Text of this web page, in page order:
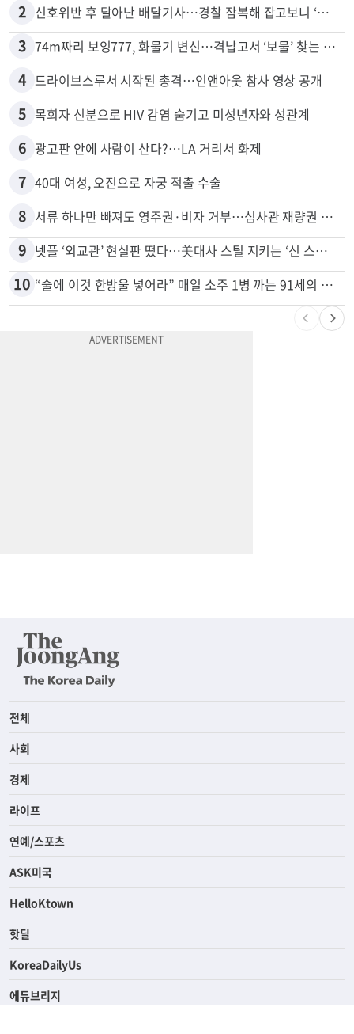
2 신호위반 후 달아난 배달기사…경찰 잠복해 잡고보니 ‘반전’
3 74m짜리 보잉777, 화물기 변신…격납고서 ‘보물’ 찾는 인천공항
4 드라이브스루서 시작된 총격…인앤아웃 참사 영상 공개
5 목회자 신분으로 HIV 감염 숨기고 미성년자와 성관계
6 광고판 안에 사람이 산다?…LA 거리서 화제
7 40대 여성, 오진으로 자궁 적출 수술
8 서류 하나만 빠져도 영주권·비자 거부…심사관 재량권 대폭 확대
9 넷플 ‘외교관’ 현실판 떴다…美대사 스틸 지키는 ‘신 스틸러’
10 “술에 이것 한방울 넣어라” 매일 소주 1병 까는 91세의 철칙
전체
사회
경제
라이프
연예/스포츠
ASK미국
HelloKtown
핫딜
KoreaDailyUs
에듀브리지